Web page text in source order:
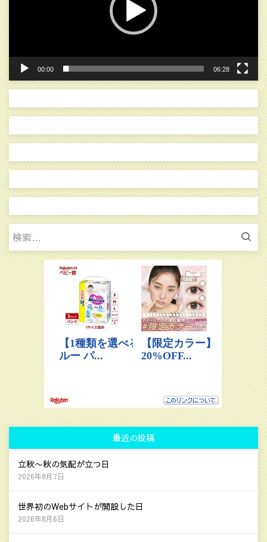
ー
ヤ
ー
00:00 06:28
検
索:
最近の投稿
立秋〜秋の気配が立つ日
2026年8月7日
世界初のWebサイトが開設した日
2026年8月6日